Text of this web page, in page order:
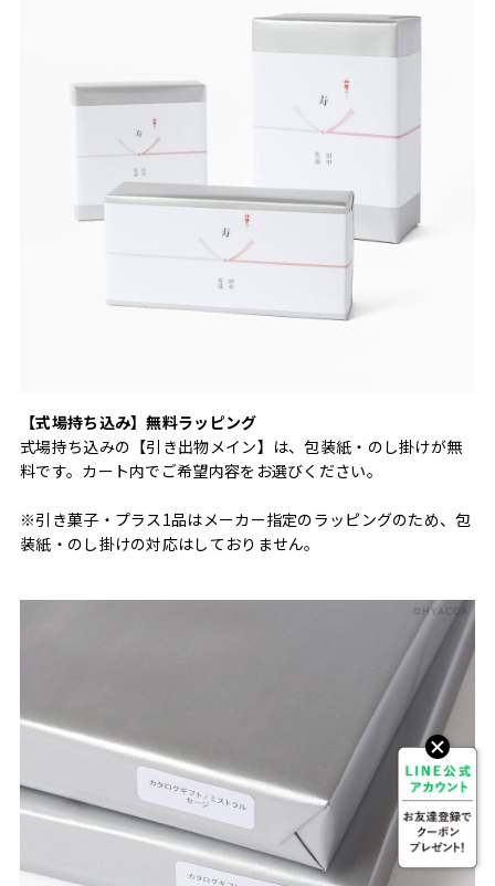
【式場持ち込み】無料ラッピング
式場持ち込みの【引き出物メイン】は、包装紙・のし掛けが無
料です。カート内でご希望内容をお選びください。
※引き菓子・プラス1品はメーカー指定のラッピングのため、包
装紙・のし掛けの対応はしておりません。